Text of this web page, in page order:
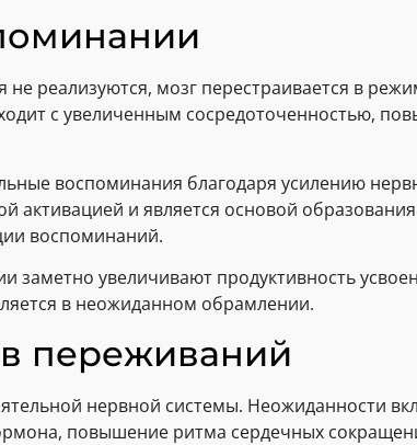
реализуются, мозг перестраивается в
с увеличенным сосредоточенностью,
воспоминания благодаря усилению
активацией и является основой
воспоминаний.
заметно увеличивают продуктивность
в неожиданном обрамлении.
переживаний
нервной системы. Неожиданности
повышение ритма сердечных